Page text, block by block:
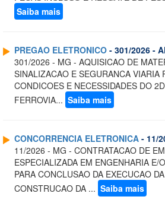
Saiba mais
PREGAO ELETRONICO - 301/2026 -
301/2026 - MG - AQUISICAO DE
SINALIZACAO E SEGURANCA VIARIA
CONDICOES E NECESSIDADES DO
FERROVIA... Saiba mais
CONCORRENCIA ELETRONICA - 11/
11/2026 - MG - CONTRATACAO DE
ESPECIALIZADA EM ENGENHARIA E/
PARA CONCLUSAO DA EXECUCAO
CONSTRUCAO DA ... Saiba mais